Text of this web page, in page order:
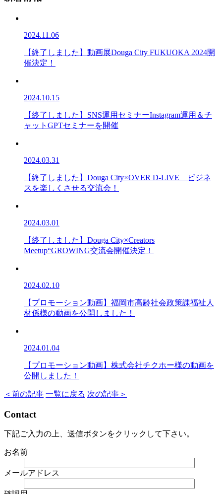
2024.11.06
【終了しました】動画展Douga City FUKUOKA 2024開
催決定！
2024.10.15
【終了しました】SNS運用セミナーInstagram運用＆チ
ャットGPTセミナーを開催
2024.03.31
【終了しました】Douga City×OVER D-LIVE ビジネ
スを楽しくさせる交流会！
2024.03.01
【終了しました】Douga City×Creators
Meetup“GROWING交流会開催決定！
2024.02.10
【プロモーション動画】福岡市高齢社会政策課福祉人
材係様の動画を公開しました！
2024.01.04
【プロモーション動画】株式会社チクホー様の動画を
公開しました！
＜前の記事 一覧に戻る 次の記事＞
Contact
下記ご入力の上、送信ボタンをクリックして下さい。
お名前
メールアドレス